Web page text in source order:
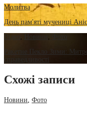
Молитва
День пам'яті мучениці
Відео
Новини
Фото
Ракетне Пекло Зими:
справедливості
Схожі записи
Новини, Фото